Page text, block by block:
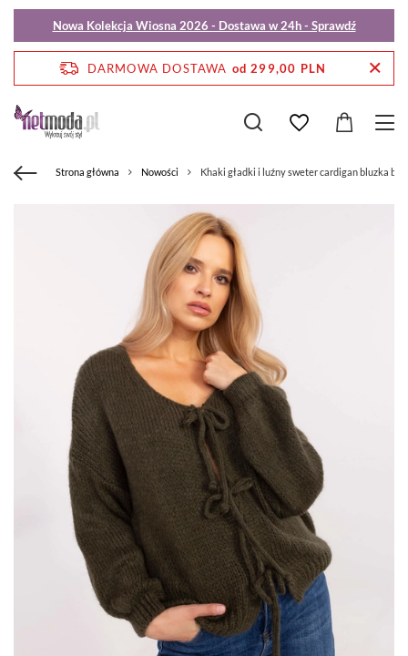
Nowa Kolekcja Wiosna 2026 - Dostawa w 24h - Sprawdź
DARMOWA DOSTAWA od 299,00 PLN
Strona główna Nowości Khaki gładki i luźny sweter cardigan bluzka